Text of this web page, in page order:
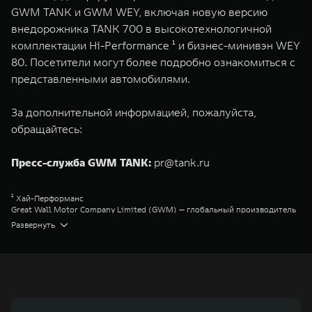
GWM TANK и GWM WEY, включая новую версию
внедорожника TANK 700 в высокотехнологичной
комплектации Hi-Performance ¹ и бизнес-минивэн WEY
80. Посетители могут более подробно ознакомиться с
представленными автомобилями.
За дополнительной информацией, пожалуйста,
обращайтесь:
Пресс-служба GWM TANK: pr@tank.ru
¹ Хай-Перформанс
Great Wall Motor Company Limited (GWM) — глобальный производитель
внедорожников, кроссоверов и пикапов, специализирующийся на
интеллектуальных технологиях и экологичном производстве. Компания
Развернуть